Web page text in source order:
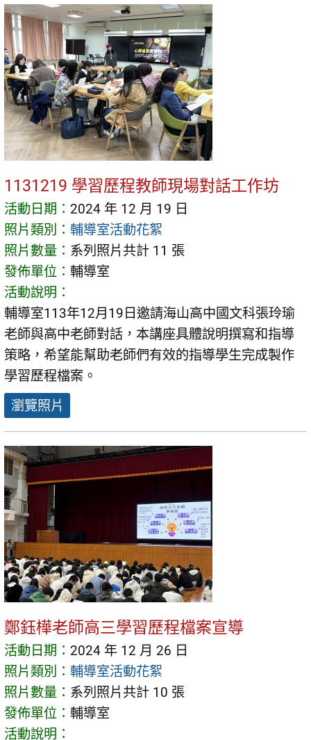
1131219 學習歷程教師現場對話工作坊
活動日期： 2024 年 12 月 19 日
照片類別： 輔導室活動花絮
照片數量： 系列照片共計 11 張
發佈單位： 輔導室
活動說明：
輔導室113年12月19日邀請海山高中國文科張玲瑜
老師與高中老師對話，本講座具體說明撰寫和指導
策略，希望能幫助老師們有效的指導學生完成製作
學習歷程檔案。
瀏覽照片
鄭鈺樺老師高三學習歷程檔案宣導
活動日期： 2024 年 12 月 26 日
照片類別： 輔導室活動花絮
照片數量： 系列照片共計 10 張
發佈單位： 輔導室
活動說明：